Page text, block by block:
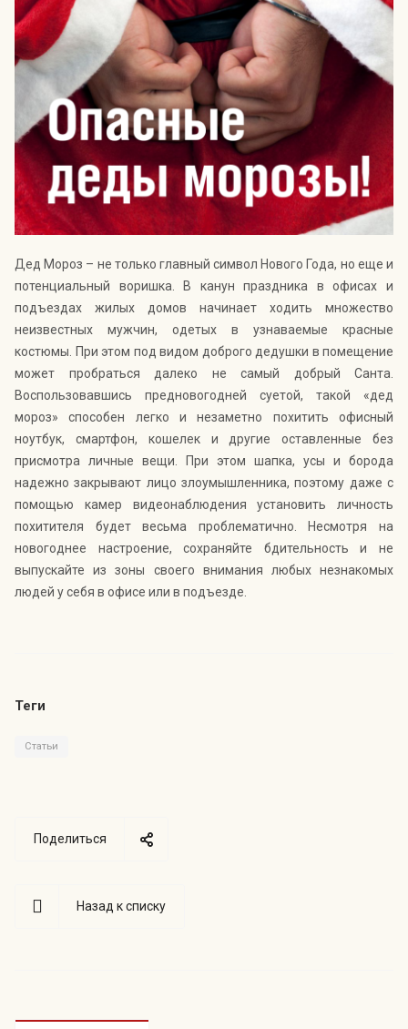
Индекс Безопасности ГВАРДИИ –
открытый проект Агентства Безопасности ГВАРДИЯ для
оценки уровня защищённости жителей города от
криминальных угроз.Подробнее >>
Дед Мороз – не только главный символ Нового Года, но еще и
потенциальный воришка. В канун праздника в офисах и
подъездах жилых домов начинает ходить множество
неизвестных мужчин, одетых в узнаваемые красные
костюмы. При этом под видом доброго дедушки в помещение
может пробраться далеко не самый добрый Санта.
Воспользовавшись предновогодней суетой, такой «дед
мороз» способен легко и незаметно похитить офисный
ноутбук, смартфон, кошелек и другие оставленные без
присмотра личные вещи. При этом шапка, усы и борода
надежно закрывают лицо злоумышленника, поэтому даже с
помощью камер видеонаблюдения установить личность
похитителя будет весьма проблематично. Несмотря на
новогоднее настроение, сохраняйте бдительность и не
выпускайте из зоны своего внимания любых незнакомых
людей у себя в офисе или в подъезде.
Теги
Статьи
Поделиться
Назад к списку